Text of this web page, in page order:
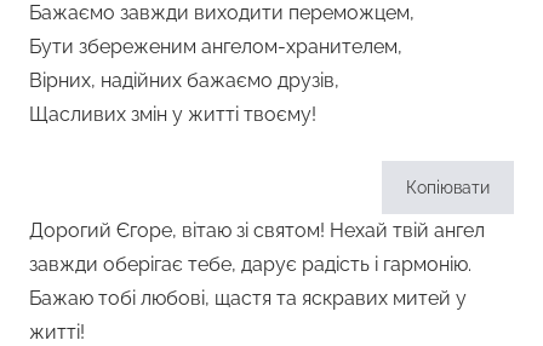
Бажаємо завжди виходити переможцем,
Бути збереженим ангелом-хранителем,
Вірних, надійних бажаємо друзів,
Щасливих змін у житті твоєму!
Копіювати
Дорогий Єгоре, вітаю зі святом! Нехай твій ангел
завжди оберігає тебе, дарує радість і гармонію.
Бажаю тобі любові, щастя та яскравих митей у
житті!